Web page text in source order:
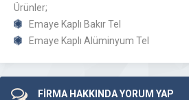
Ürünler;
Emaye Kaplı Bakır Tel
Emaye Kaplı Alüminyum Tel
FİRMA HAKKINDA YORUM YAP